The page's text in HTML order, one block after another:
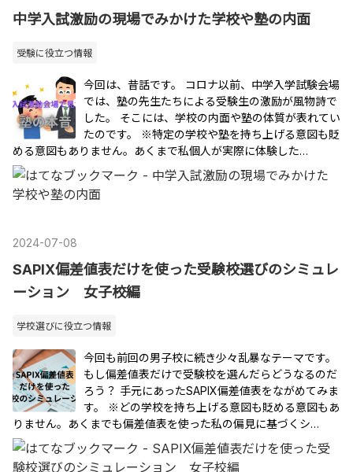
中学入試激励の現場でみかけた学校や塾の内面
受験に役立つ情報
今回は、昔話です。 コロナ以前、中学入学試験会場
では、塾の先生たちによる受験生の激励が風物詩で
した。 そこには、学校の内面や塾の体質が表れてい
たのです。 ※特定の学校や塾を持ち上げる意図も貶
める意図もありません。あくまで私個人が実際に体験した…
2024-07-08
SAPIX偏差値表だけを使った受験校選びのシミュレ
ーション 女子校編
学校選びに役立つ情報
今回も前回の男子校に続き少々乱暴なテーマです。
もし偏差値表だけで受験校を選んだらどうなるのだ
ろう？ 手元にあったSAPIX偏差値表をながめてみま
す。 ※どの学校を持ち上げる意図も貶める意図もあ
りません。あくまでも偏差値表を使った私の偏見に基づくシ…